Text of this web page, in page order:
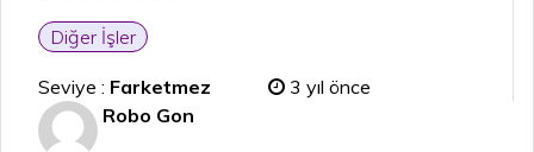
Diğer İşler
Seviye : Farketmez
3 yıl önce
Robo Gon